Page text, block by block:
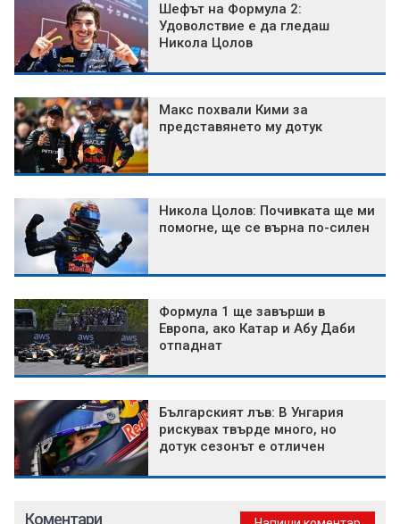
Шефът на Формула 2:
Удоволствие е да гледаш
Никола Цолов
Макс похвали Кими за
представянето му дотук
Никола Цолов: Почивката ще ми
помогне, ще се върна по-силен
Формула 1 ще завърши в
Европа, ако Катар и Абу Даби
отпаднат
Българският лъв: В Унгария
рискувах твърде много, но
дотук сезонът е отличен
Коментари